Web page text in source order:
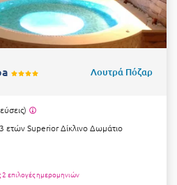
Λουτρά Πόζαρ
ετώνSuperior Δίκλινο Δωμάτιο
2 επιλογές ημερομηνιών